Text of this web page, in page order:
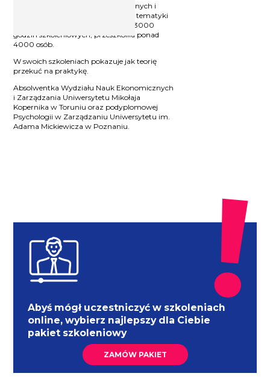
wynagradzania. Autorka stacjonarnych i
elearningowych kursów i szkoleń z tematyki
kadr i płac. Przeprowadziła ponad 3000
godzin szkoleniowych, przeszkoliła ponad
4000 osób.
W swoich szkoleniach pokazuje jak teorię
przekuć na praktykę.
Absolwentka Wydziału Nauk Ekonomicznych
i Zarządzania Uniwersytetu Mikołaja
Kopernika w Toruniu oraz podyplomowej
Psychologii w Zarządzaniu Uniwersytetu im.
Adama Mickiewicza w Poznaniu.
Abyś mógł uczestniczyć w szkoleniach
online, wybierz najlepszy dla Ciebie
pakiet szkoleniowy
ZAMÓW PAKIET